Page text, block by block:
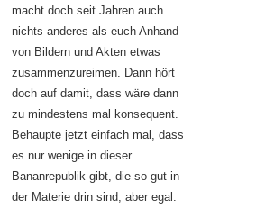
macht doch seit Jahren auch
nichts anderes als euch Anhand
von Bildern und Akten etwas
zusammenzureimen. Dann hört
doch auf damit, dass wäre dann
zu mindestens mal konsequent.
Behaupte jetzt einfach mal, dass
es nur wenige in dieser
Bananrepublik gibt, die so gut in
der Materie drin sind, aber egal.